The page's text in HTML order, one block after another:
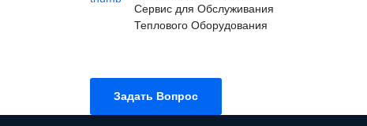
Сервис для Обслуживания
Теплового Оборудования
Задать Вопрос